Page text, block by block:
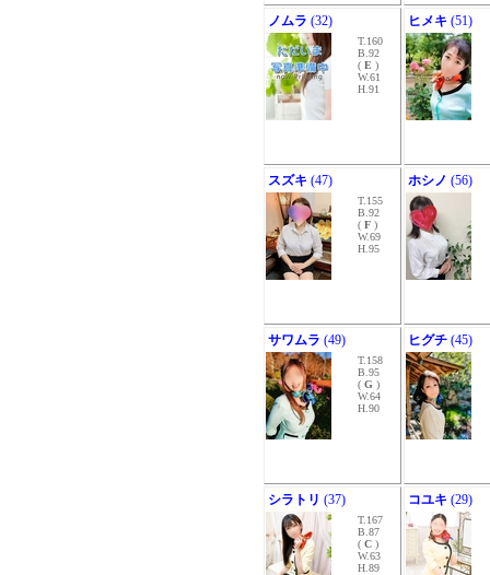
ノムラ (32)
T.160
B.92
( E )
W.61
H.91
ヒメキ (51)
スズキ (47)
T.155
B.92
( F )
W.69
H.95
ホシノ (56)
サワムラ (49)
T.158
B.95
( G )
W.64
H.90
ヒグチ (45)
シラトリ (37)
T.167
B.87
( C )
W.63
H.89
コユキ (29)